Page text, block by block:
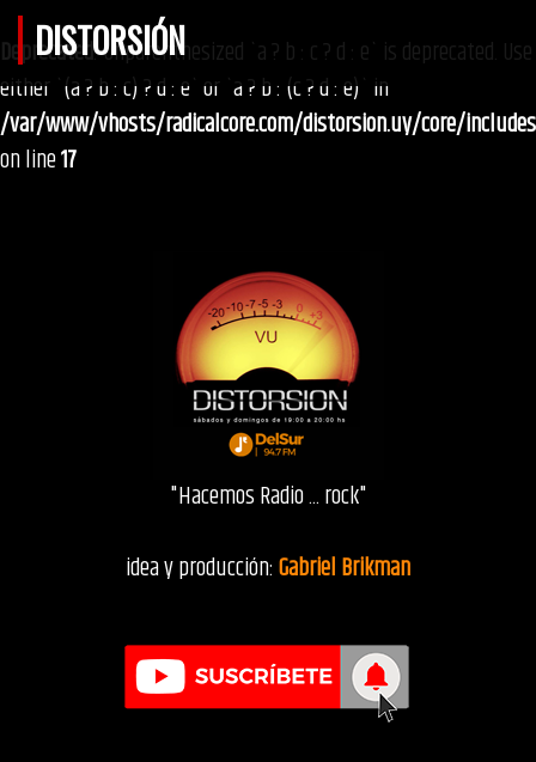
Deprecated: Unparenthesized `a ? b : c ? d : e` is deprecated. Use
either `(a ? b : c) ? d : e` or `a ? b : (c ? d : e)` in
/var/www/vhosts/radicalcore.com/distorsion.uy/core/
on line17
DISTORSIÓN
"Hacemos Radio ... rock"
idea y producción:Gabriel Brikman